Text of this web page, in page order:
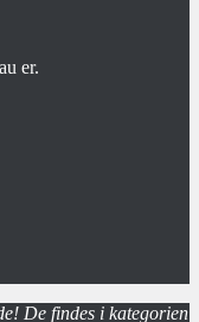
er.
De findes i kategorien